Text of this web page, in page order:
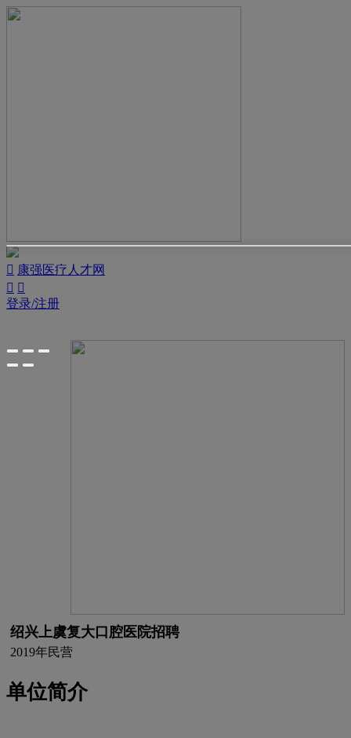
 康强医疗人才网
 
登录/注册
绍兴上虞复大口腔医院招聘
2019年民营
单位简介